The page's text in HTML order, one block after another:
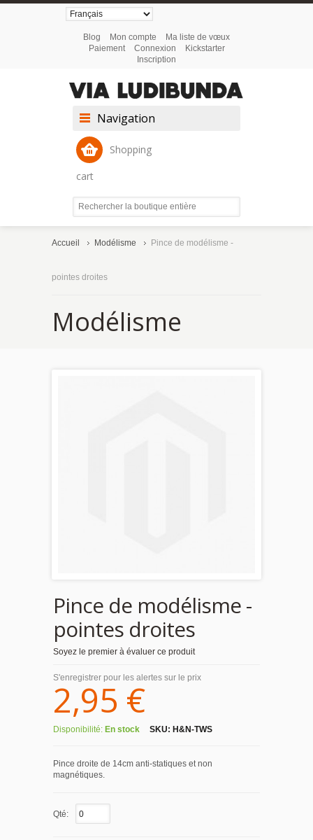
Blog Mon compte
Ma liste de vœux
Paiement
Connexion
Kickstarter
Inscription
Navigation
Shopping
cart
Accueil Modélisme Pince de modélisme -
pointes droites
Modélisme
Pince de modélisme -
pointes droites
Soyez le premier à évaluer ce produit
S'enregistrer pour les alertes sur le prix
2,95 €
Disponibilité: En stock SKU: H&N-TWS
Pince droite de 14cm anti-statiques et non
magnétiques.
Qté: